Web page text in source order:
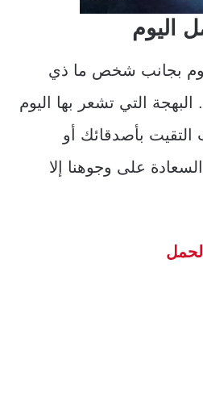
اليوم
بجانب شخص ما ذي
التي تشعر بها اليوم
التقيت بأصدقائك أو
على وجوهنا إلا
الحمل